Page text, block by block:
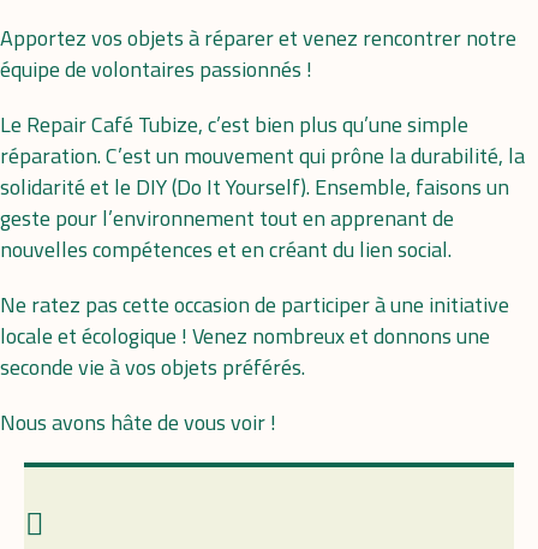
Apportez vos objets à réparer et venez rencontrer notre
équipe de volontaires passionnés !
Le Repair Café Tubize, c’est bien plus qu’une simple
réparation. C’est un mouvement qui prône la durabilité, la
solidarité et le DIY (Do It Yourself). Ensemble, faisons un
geste pour l’environnement tout en apprenant de
nouvelles compétences et en créant du lien social.
Ne ratez pas cette occasion de participer à une initiative
locale et écologique ! Venez nombreux et donnons une
seconde vie à vos objets préférés.
Nous avons hâte de vous voir !